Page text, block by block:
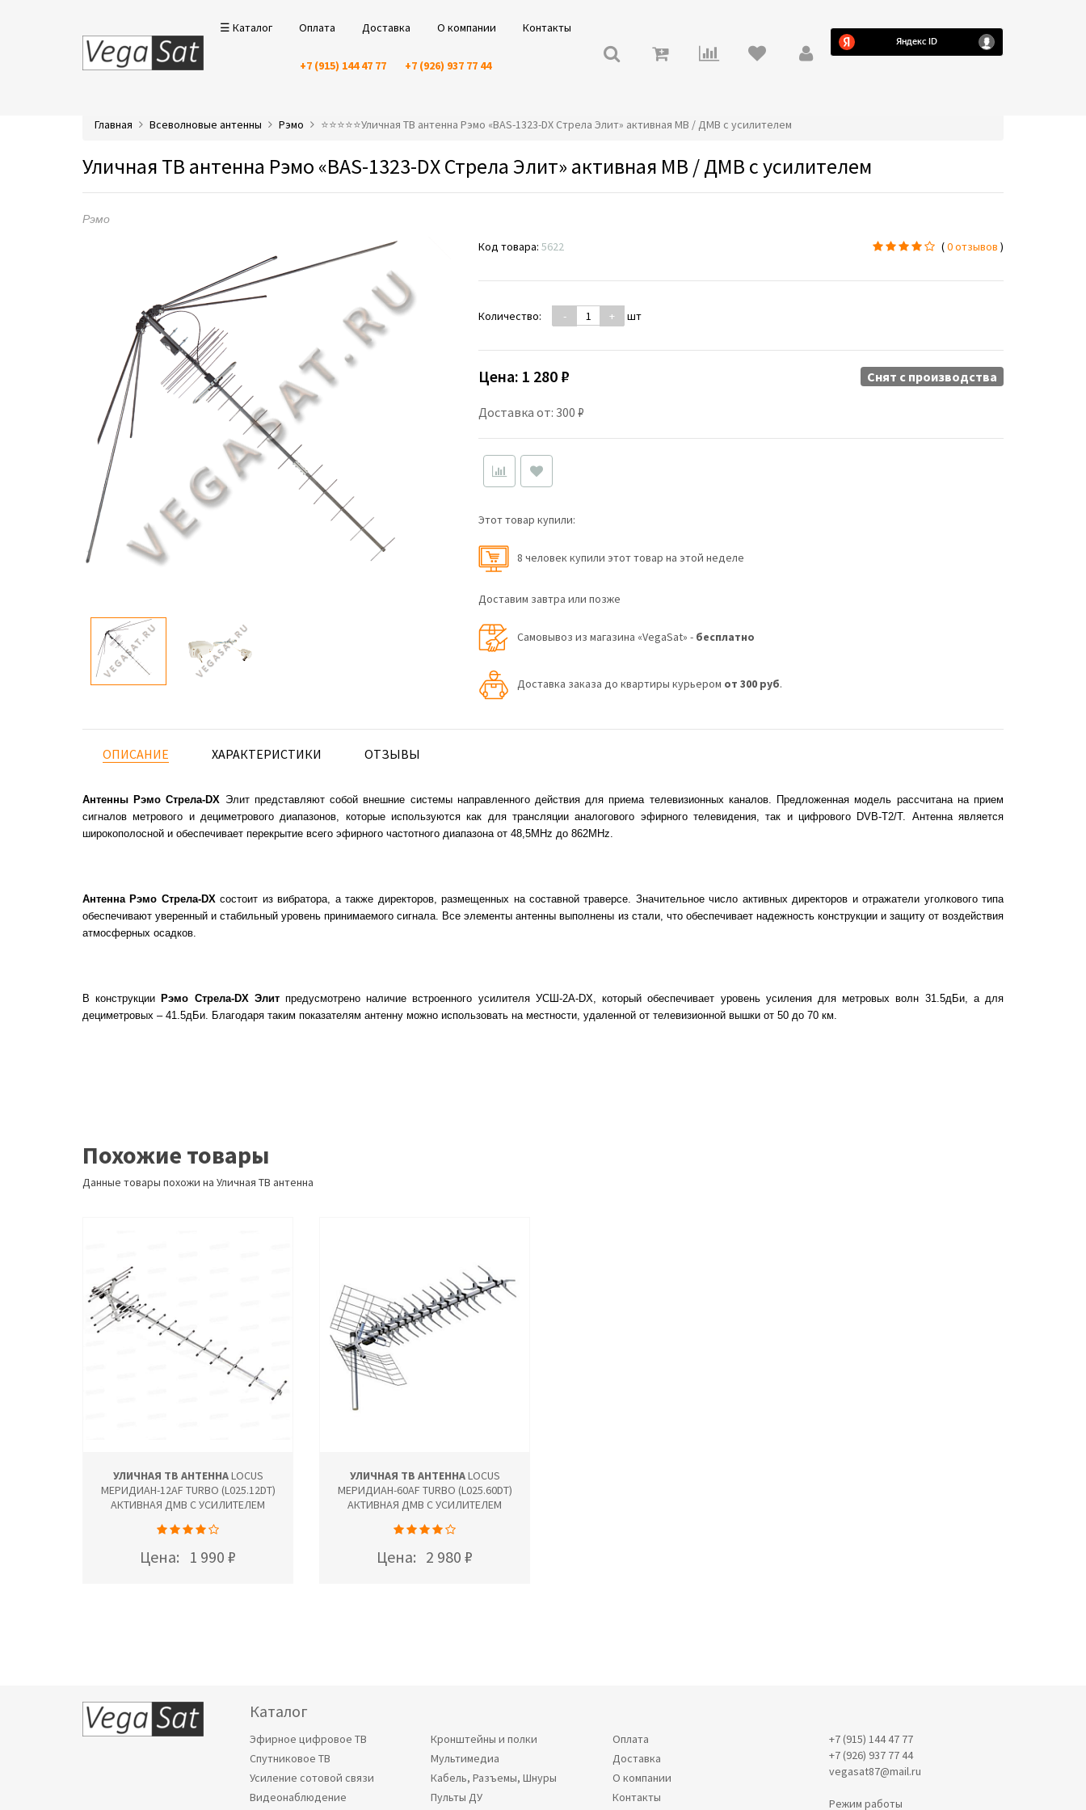
☰ Каталог Оплата Доставка О компании Контакты
+7 (915) 144 47 77 +7 (926) 937 77 44
Главная Всеволновые антенны Рэмо ⭐️⭐️⭐️⭐️⭐️Уличная ТВ антенна Рэмо «BAS-1323-DX Стрела Элит» активная МВ / ДМВ с усилителем
Уличная ТВ антенна Рэмо «BAS-1323-DX Стрела Элит» активная МВ / ДМВ с усилителем
Рэмо
Код товара:5622 (0 отзывов )
Количество: - + шт
Цена: 1 280 ₽
Доставка от: 300 ₽
Снят c производства
Этот товар купили:
8 человек купили этот товар на этой неделе
Доставим завтра или позже
Самовывоз из магазина «VegaSat» - бесплатно
Доставка заказа до квартиры курьером от 300 руб.
ОПИСАНИЕ ХАРАКТЕРИСТИКИ ОТЗЫВЫ
Антенны Рэмо Стрела-DX Элит представляют собой внешние системы направленного действия для приема телевизионных каналов. Предложенная модель рассчитана на прием
сигналов метрового и дециметрового диапазонов, которые используются как для трансляции аналогового эфирного телевидения, так и цифрового DVB-T2/Т. Антенна является
широкополосной и обеспечивает перекрытие всего эфирного частотного диапазона от 48,5МHz до 862МHz.
Антенна Рэмо Стрела-DXсостоит из вибратора, а также директоров, размещенных на составной траверсе. Значительное число активных директоров и отражатели уголкового типа
обеспечивают уверенный и стабильный уровень принимаемого сигнала. Все элементы антенны выполнены из стали, что обеспечивает надежность конструкции и защиту от воздействия
атмосферных осадков.
В конструкции Рэмо Стрела-DX Элитпредусмотрено наличие встроенного усилителя УСШ-2А-DX, который обеспечивает уровень усиления для метровых волн 31.5дБи, а для
дециметровых – 41.5дБи. Благодаря таким показателям антенну можно использовать на местности, удаленной от телевизионной вышки от 50 до 70 км.
Похожие товары
Данные товары похожи на Уличная ТВ антенна
УЛИЧНАЯ ТВ АНТЕННАLOCUS
МЕРИДИАН-12AF TURBO (L025.12DT)
АКТИВНАЯ ДМВ С УСИЛИТЕЛЕМ
Цена: 1 990 ₽
УЛИЧНАЯ ТВ АНТЕННАLOCUS
МЕРИДИАН-60AF TURBO (L025.60DT)
АКТИВНАЯ ДМВ С УСИЛИТЕЛЕМ
Цена: 2 980 ₽
Каталог
Эфирное цифровое ТВ
Спутниковое ТВ
Усиление сотовой связи
Видеонаблюдение
Кронштейны и полки
Мультимедиа
Кабель, Разъемы, Шнуры
Пульты ДУ
Оплата
Доставка
О компании
Контакты
+7 (915) 144 47 77
+7 (926) 937 77 44
vegasat87@mail.ru
Режим работы